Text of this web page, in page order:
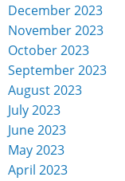
December 2023
November 2023
October 2023
September 2023
August 2023
July 2023
June 2023
May 2023
April 2023